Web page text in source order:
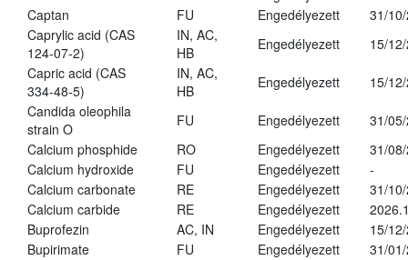
Captan
FU Engedélyezett
31/
Caprylic acid (CAS
124-07-2)
IN, AC,
HB
Engedélyezett
15/
Capric acid (CAS
334-48-5)
IN, AC,
HB
Engedélyezett
15/
Candida oleophila
strain O
FU Engedélyezett
31/
Calcium phosphide
RO Engedélyezett
31/
Calcium hydroxide
FU Engedélyezett
-
Calcium carbonate
RE Engedélyezett
31/
Calcium carbide
RE Engedélyezett
Buprofezin
AC, IN Engedélyezett
15/
Bupirimate
FU Engedélyezett 31/